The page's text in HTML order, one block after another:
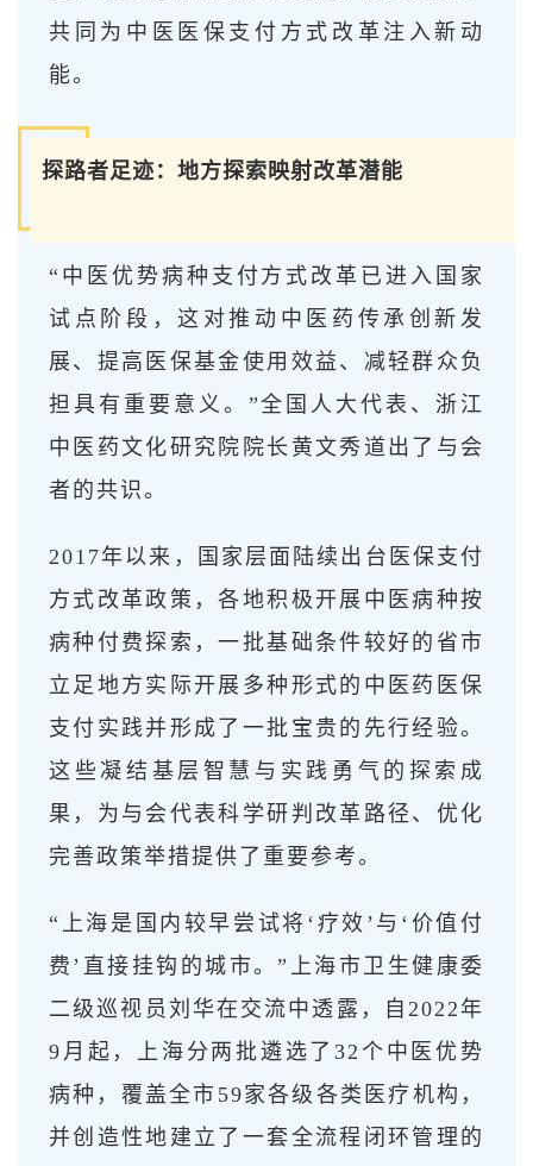
共同为中医医保支付方式改革注入新动
能。
探路者足迹：地方探索映射改革潜能
“中医优势病种支付方式改革已进入国家
试点阶段，这对推动中医药传承创新发
展、提高医保基金使用效益、减轻群众负
担具有重要意义。”全国人大代表、浙江
中医药文化研究院院长黄文秀道出了与会
者的共识。
2017年以来，国家层面陆续出台医保支付
方式改革政策，各地积极开展中医病种按
病种付费探索，一批基础条件较好的省市
立足地方实际开展多种形式的中医药医保
支付实践并形成了一批宝贵的先行经验。
这些凝结基层智慧与实践勇气的探索成
果，为与会代表科学研判改革路径、优化
完善政策举措提供了重要参考。
“上海是国内较早尝试将‘疗效’与‘价值付
费’直接挂钩的城市。”上海市卫生健康委
二级巡视员刘华在交流中透露，自2022年
9月起，上海分两批遴选了32个中医优势
病种，覆盖全市59家各级各类医疗机构，
并创造性地建立了一套全流程闭环管理的